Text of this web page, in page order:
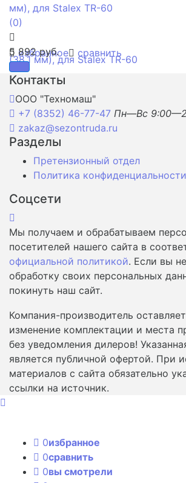
избранное сравнить
мм), для Stalex TR-60
(0)
5 892 руб.
Контакты
ООО "Техномаш"
+7 (8352) 46-77-47 Пн—Вс
zakaz@sezontruda.ru
Разделы
Претензионный отдел
Политика конфиденциальности
Соцсети
Мы получаем и обрабатываем
посетителей нашего сайта в
официальной политикой. Если вы
обработку своих персональных
покинуть наш сайт.
Компания-производитель
изменение комплектации и места
без уведомления дилеров!
является публичной офертой. При
материалов с сайта обязательно
ссылки на источник.
0избранное
0сравнить
0вы смотрели